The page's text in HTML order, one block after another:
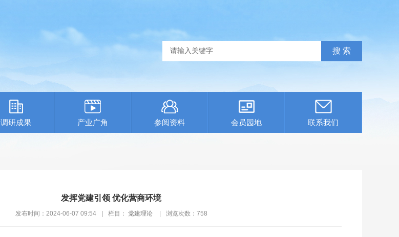
调研成果 产业广角 参阅资料 会员园地 联系我们
发挥党建引领 优化营商环境
发布时间：2024-06-07 09:54 栏目： 党建理论 浏览次数： 758